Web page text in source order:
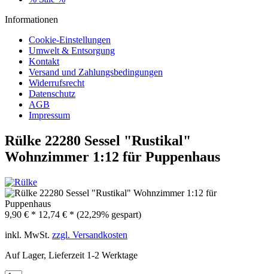
Informationen
Cookie-Einstellungen
Umwelt & Entsorgung
Kontakt
Versand und Zahlungsbedingungen
Widerrufsrecht
Datenschutz
AGB
Impressum
Rülke 22280 Sessel "Rustikal"
Wohnzimmer 1:12 für Puppenhaus
9,90 € * 12,74 € * (22,29% gespart)
inkl. MwSt. zzgl. Versandkosten
Auf Lager, Lieferzeit 1-2 Werktage